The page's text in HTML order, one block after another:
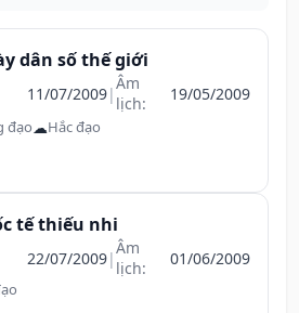
dân số thế giới
11/07/2009|Âm
lịch:
19/05/2009
đạo☁Hắc đạo
tế thiếu nhi
22/07/2009|Âm
lịch:
01/06/2009